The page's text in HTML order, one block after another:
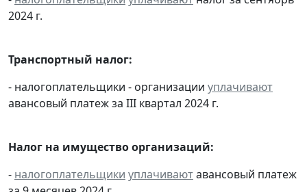
2024 г.
Транспортный налог:
- налогоплательщики - организации уплачивают
авансовый платеж за III квартал 2024 г.
Налог на имущество организаций:
- налогоплательщики уплачиваютавансовый платеж